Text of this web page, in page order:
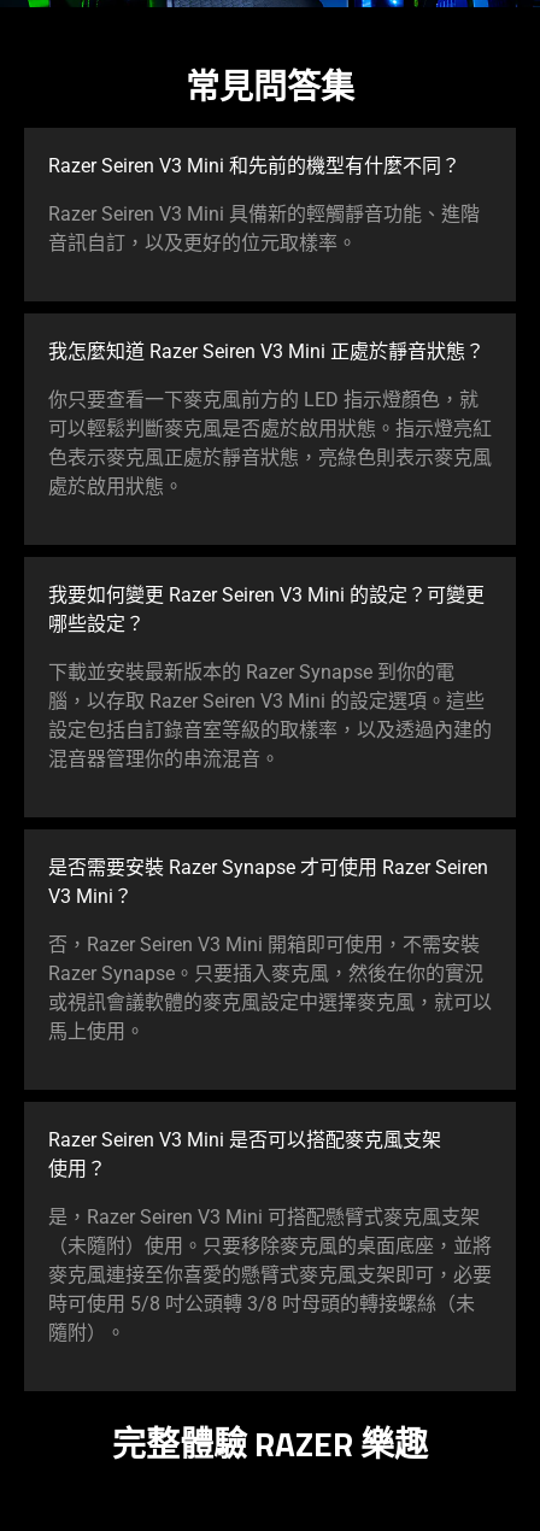
常見問答集
Razer Seiren V3 Mini 和先前的機型有什麼不同？
Razer Seiren V3 Mini 具備新的輕觸靜音功能、進階
音訊自訂，以及更好的位元取樣率。
我怎麼知道 Razer Seiren V3 Mini 正處於靜音狀態 ？
你只要查看一下麥克風前方的 LED 指示燈顏色，就
可以輕鬆判斷麥克風是否處於啟用狀態。指示燈亮紅
色表示麥克風正處於靜音狀態，亮綠色則表示麥克風
處於啟用狀態。
我要如何變更 Razer Seiren V3 Mini 的設定？可變更
哪些設定？
下載並安裝最新版本的 Razer Synapse 到你的電
腦，以存取 Razer Seiren V3 Mini 的設定選項。這些
設定包括自訂錄音室等級的取樣率，以及透過內建的
混音器管理你的串流混音。
是否需要安裝 Razer Synapse 才可使用 Razer Seiren
V3 Mini？
否，Razer Seiren V3 Mini 開箱即可使用，不需安裝
Razer Synapse。只要插入麥克風，然後在你的實況
或視訊會議軟體的麥克風設定中選擇麥克風，就可以
馬上使用。
Razer Seiren V3 Mini 是否可以搭配麥克風支架
使用 ？
是，Razer Seiren V3 Mini 可搭配懸臂式麥克風支架
（未隨附）使用。只要移除麥克風的桌面底座，並將
麥克風連接至你喜愛的懸臂式麥克風支架即可，必要
時可使用 5/8 吋公頭轉 3/8 吋母頭的轉接螺絲（未
隨附）。
完整體驗 RAZER 樂趣